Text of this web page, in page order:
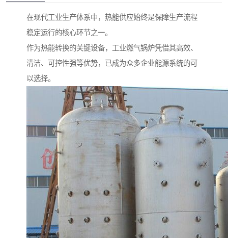
在现代工业生产体系中，热能供应始终是保障生产流程
稳定运行的核心环节之一。
作为热能转换的关键设备，工业燃气锅炉凭借其高效、
清洁、可控性强等优势，已成为众多企业能源系统的可
以选择。